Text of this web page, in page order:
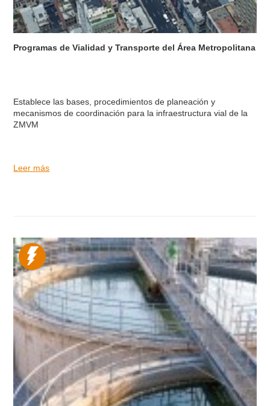
Programas de Vialidad y Transporte del Área Metropolitana
Establece las bases, procedimientos de planeación y
mecanismos de coordinación para la infraestructura vial de la
ZMVM
Leer más